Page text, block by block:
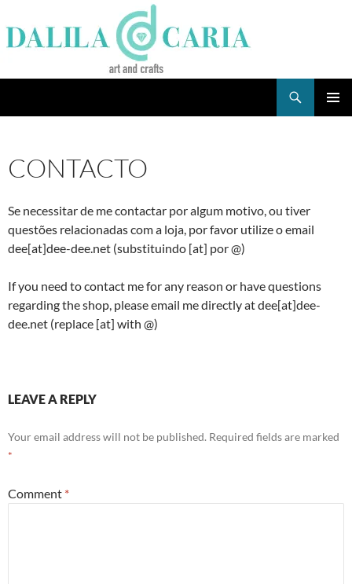
to
content
CONTACTO
Se necessitar de me contactar por algum motivo, ou tiver
questões relacionadas com a loja, por favor utilize o email
dee[at]dee-dee.net (substituindo [at] por @)
If you need to contact me for any reason or have questions
regarding the shop, please email me directly at dee[at]dee-
dee.net (replace [at] with @)
LEAVE A REPLY
Your email address will not be published. Required fields are marked
*
Comment *